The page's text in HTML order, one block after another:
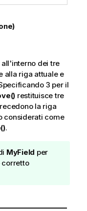
dei tre
alla riga attuale e
3 per il
restituisce tre
la riga
considerati come
.
MyField per
corretto